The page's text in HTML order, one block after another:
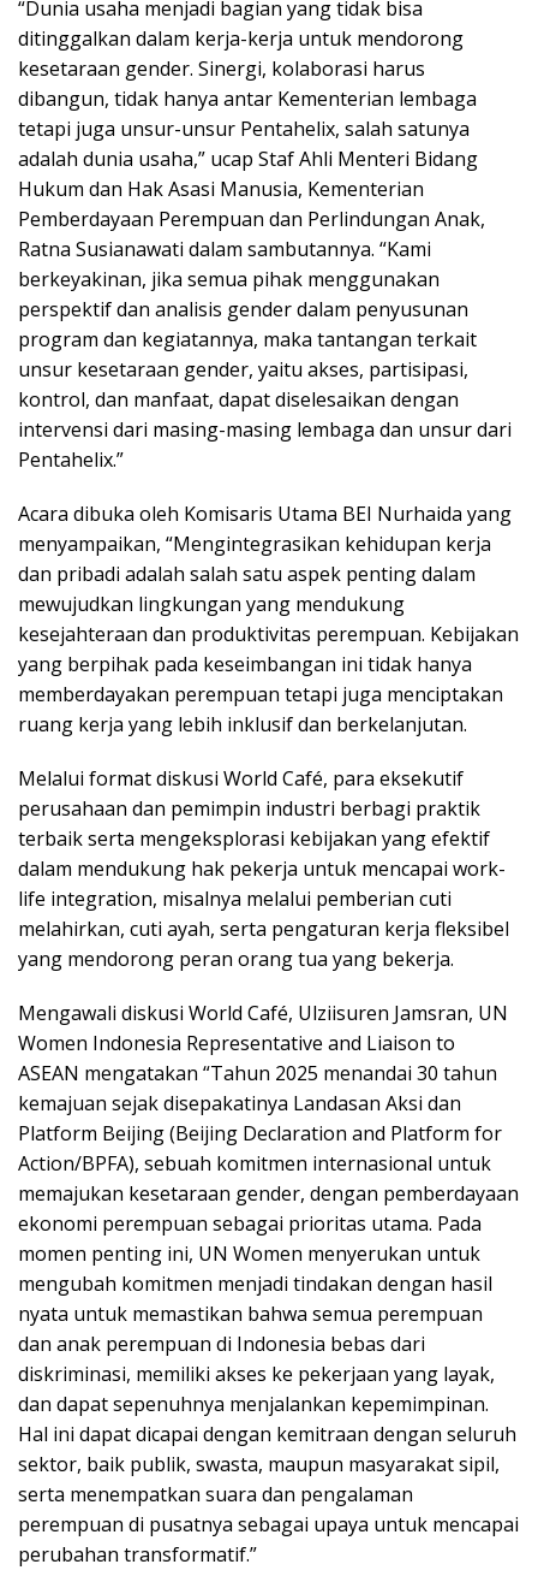
“Dunia usaha menjadi bagian yang tidak bisa
ditinggalkan dalam kerja-kerja untuk mendorong
kesetaraan gender. Sinergi, kolaborasi harus
dibangun, tidak hanya antar Kementerian lembaga
tetapi juga unsur-unsur Pentahelix, salah satunya
adalah dunia usaha,” ucap Staf Ahli Menteri Bidang
Hukum dan Hak Asasi Manusia, Kementerian
Pemberdayaan Perempuan dan Perlindungan Anak,
Ratna Susianawati dalam sambutannya. “Kami
berkeyakinan, jika semua pihak menggunakan
perspektif dan analisis gender dalam penyusunan
program dan kegiatannya, maka tantangan terkait
unsur kesetaraan gender, yaitu akses, partisipasi,
kontrol, dan manfaat, dapat diselesaikan dengan
intervensi dari masing-masing lembaga dan unsur dari
Pentahelix.”
Acara dibuka oleh Komisaris Utama BEI Nurhaida yang
menyampaikan, “Mengintegrasikan kehidupan kerja
dan pribadi adalah salah satu aspek penting dalam
mewujudkan lingkungan yang mendukung
kesejahteraan dan produktivitas perempuan. Kebijakan
yang berpihak pada keseimbangan ini tidak hanya
memberdayakan perempuan tetapi juga menciptakan
ruang kerja yang lebih inklusif dan berkelanjutan.
Melalui format diskusi World Café, para eksekutif
perusahaan dan pemimpin industri berbagi praktik
terbaik serta mengeksplorasi kebijakan yang efektif
dalam mendukung hak pekerja untuk mencapai work-
life integration, misalnya melalui pemberian cuti
melahirkan, cuti ayah, serta pengaturan kerja fleksibel
yang mendorong peran orang tua yang bekerja.
Mengawali diskusi World Café, Ulziisuren Jamsran, UN
Women Indonesia Representative and Liaison to
ASEAN mengatakan “Tahun 2025 menandai 30 tahun
kemajuan sejak disepakatinya Landasan Aksi dan
Platform Beijing (Beijing Declaration and Platform for
Action/BPFA), sebuah komitmen internasional untuk
memajukan kesetaraan gender, dengan pemberdayaan
ekonomi perempuan sebagai prioritas utama. Pada
momen penting ini, UN Women menyerukan untuk
mengubah komitmen menjadi tindakan dengan hasil
nyata untuk memastikan bahwa semua perempuan
dan anak perempuan di Indonesia bebas dari
diskriminasi, memiliki akses ke pekerjaan yang layak,
dan dapat sepenuhnya menjalankan kepemimpinan.
Hal ini dapat dicapai dengan kemitraan dengan seluruh
sektor, baik publik, swasta, maupun masyarakat sipil,
serta menempatkan suara dan pengalaman
perempuan di pusatnya sebagai upaya untuk mencapai
perubahan transformatif.”